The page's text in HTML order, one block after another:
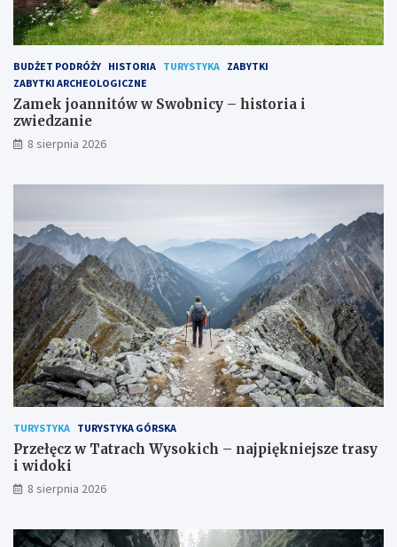
BUDŻET PODRÓŻY HISTORIA TURYSTYKA ZABYTKI
ZABYTKI ARCHEOLOGICZNE
Zamek joannitów w Swobnicy – historia i
zwiedzanie
8 sierpnia 2026
TURYSTYKA TURYSTYKA GÓRSKA
Przełęcz w Tatrach Wysokich – najpiękniejsze trasy
i widoki
8 sierpnia 2026